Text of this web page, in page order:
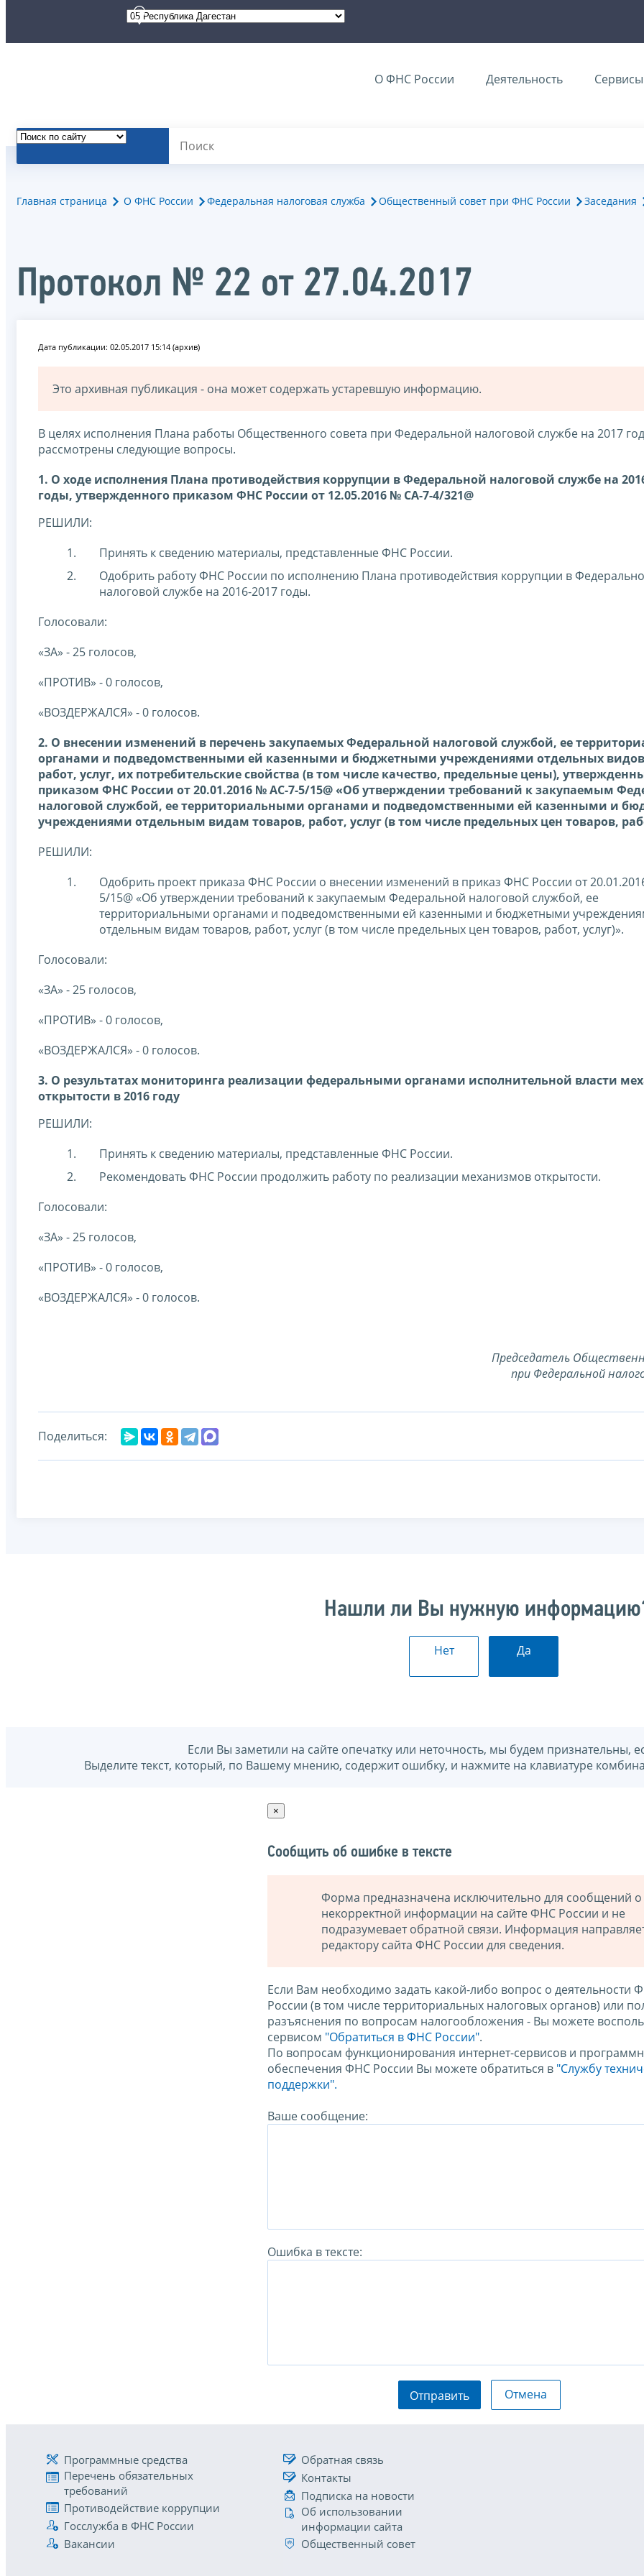
О ФНС России Деятельность Сервисы
Главная страница О ФНС России Федеральная налоговая служба Общественный совет при ФНС России Заседания
Протокол № 22 от 27.04.2017
Дата публикации: 02.05.2017 15:14 (архив)
Это архивная публикация - она может содержать устаревшую информацию.
В целях исполнения Плана работы Общественного совета при Федеральной налоговой службе на 2017
рассмотрены следующие вопросы.
1. О ходе исполнения Плана противодействия коррупции в Федеральной налоговой службе на
годы, утвержденного приказом ФНС России от 12.05.2016 № СА-7-4/321@
РЕШИЛИ:
Принять к сведению материалы, представленные ФНС России.
Одобрить работу ФНС России по исполнению Плана противодействия коррупции в
налоговой службе на 2016-2017 годы.
Голосовали:
«ЗА» - 25 голосов,
«ПРОТИВ» - 0 голосов,
«ВОЗДЕРЖАЛСЯ» - 0 голосов.
2. О внесении изменений в перечень закупаемых Федеральной налоговой службой, ее
органами и подведомственными ей казенными и бюджетными учреждениями отдельных видов
работ, услуг, их потребительские свойства (в том числе качество, предельные цены),
приказом ФНС России от 20.01.2016 № АС-7-5/15@ «Об утверждении требований к закупаемым
налоговой службой, ее территориальными органами и подведомственными ей казенными и
учреждениями отдельным видам товаров, работ, услуг (в том числе предельных цен товаров,
РЕШИЛИ:
Одобрить проект приказа ФНС России о внесении изменений в приказ ФНС России от
5/15@ «Об утверждении требований к закупаемым Федеральной налоговой службой, ее
территориальными органами и подведомственными ей казенными и бюджетными
отдельным видам товаров, работ, услуг (в том числе предельных цен товаров, работ, услуг)».
Голосовали:
«ЗА» - 25 голосов,
«ПРОТИВ» - 0 голосов,
«ВОЗДЕРЖАЛСЯ» - 0 голосов.
3. О результатах мониторинга реализации федеральными органами исполнительной власти
открытости в 2016 году
РЕШИЛИ:
Принять к сведению материалы, представленные ФНС России.
Рекомендовать ФНС России продолжить работу по реализации механизмов открытости.
Голосовали:
«ЗА» - 25 голосов,
«ПРОТИВ» - 0 голосов,
«ВОЗДЕРЖАЛСЯ» - 0 голосов.
Председатель
при Федеральной
Поделиться:
Нашли ли Вы нужную
Нет Да
Если Вы заметили на сайте опечатку или неточность, мы будем признательны,
Выделите текст, который, по Вашему мнению, содержит ошибку, и нажмите на клавиатуре
×
Сообщить об ошибке в тексте
Форма предназначена исключительно для сообщений о
некорректной информации на сайте ФНС России и не
подразумевает обратной связи. Информация
редактору сайта ФНС России для сведения.
Если Вам необходимо задать какой-либо вопрос о деятельности
России (в том числе территориальных налоговых органов) или
разъяснения по вопросам налогообложения - Вы можете
сервисом "Обратиться в ФНС России".
По вопросам функционирования интернет-сервисов и
обеспечения ФНС России Вы можете обратиться в "Службу
поддержки".
Ваше сообщение:
Ошибка в тексте:
Отправить Отмена
Программные средства
Перечень обязательных
требований
Противодействие коррупции
Госслужба в ФНС России
Вакансии
Обратная связь
Контакты
Подписка на новости
Об использовании
информации сайта
Общественный совет